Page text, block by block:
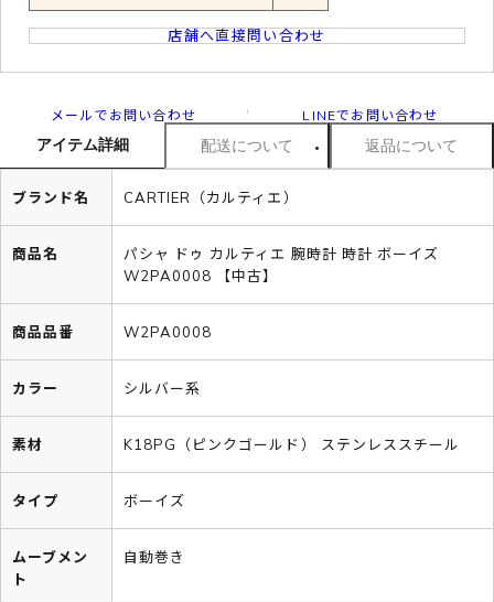
店舗へ直接問い合わせ
メールでお問い合わせ LINEでお問い合わせ
アイテム詳細 配送について 返品について
ブランド名 CARTIER（カルティエ）
商品名
パシャ ドゥ カルティエ 腕時計 時計 ボーイズ
W2PA0008 【中古】
商品品番 W2PA0008
カラー シルバー系
素材 K18PG（ピンクゴールド） ステンレススチール
タイプ ボーイズ
ムーブメン
ト
自動巻き